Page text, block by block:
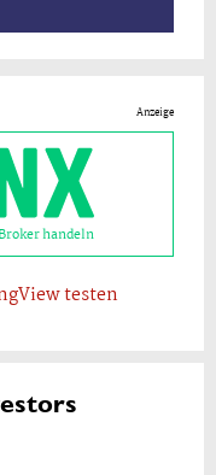
Anzeige
handeln
testen